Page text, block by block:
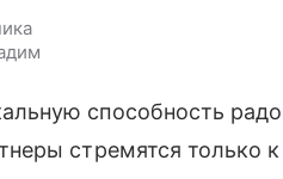
способность
стремятся только